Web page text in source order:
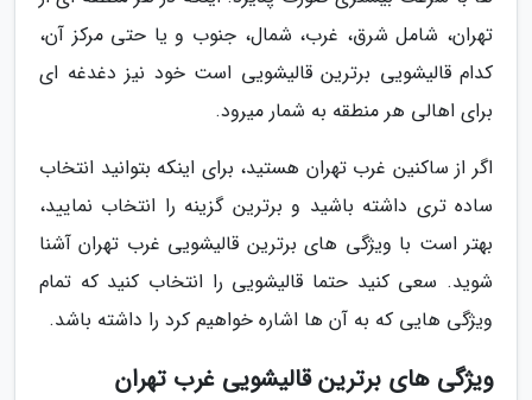
تهران، شامل شرق، غرب، شمال، جنوب و یا حتی مرکز آن،
کدام قالیشویی برترین قالیشویی است خود نیز دغدغه ای
برای اهالی هر منطقه به شمار میرود.
اگر از ساکنین غرب تهران هستید، برای اینکه بتوانید انتخاب
ساده تری داشته باشید و برترین گزینه را انتخاب نمایید،
بهتر است با ویژگی های برترین قالیشویی غرب تهران آشنا
شوید. سعی کنید حتما قالیشویی را انتخاب کنید که تمام
ویژگی هایی که به آن ها اشاره خواهیم کرد را داشته باشد.
ویژگی های برترین قالیشویی غرب تهران